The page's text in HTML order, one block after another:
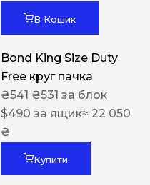
В Кошик
Bond King Size Duty
Free круг пачка
₴541 ₴531 за блок
$490 за ящик≈ 22 050
₴
Купити